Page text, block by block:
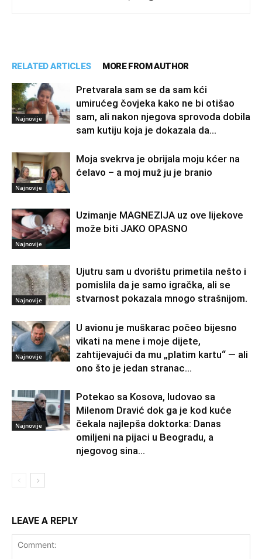
RELATED ARTICLES MORE FROM AUTHOR
Najnovije
Pretvarala sam se da sam kći
umirućeg čovjeka kako ne bi otišao
sam, ali nakon njegova sprovoda dobila
sam kutiju koja je dokazala da...
Najnovije
Moja svekrva je obrijala moju kćer na
ćelavo – a moj muž ju je branio
Najnovije
Uzimanje MAGNEZIJA uz ove lijekove
može biti JAKO OPASNO
Najnovije
Ujutru sam u dvorištu primetila nešto i
pomislila da je samo igračka, ali se
stvarnost pokazala mnogo strašnijom.
Najnovije
U avionu je muškarac počeo bijesno
vikati na mene i moje dijete,
zahtijevajući da mu „platim kartu“ — ali
ono što je jedan stranac...
Najnovije
Potekao sa Kosova, ludovao sa
Milenom Dravić dok ga je kod kuće
čekala najlepša doktorka: Danas
omiljeni na pijaci u Beogradu, a
njegovog sina...
LEAVE A REPLY